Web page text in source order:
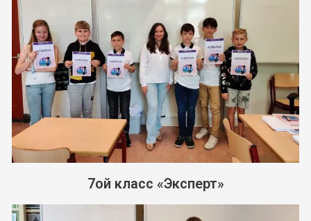
7ой класс «Эксперт»